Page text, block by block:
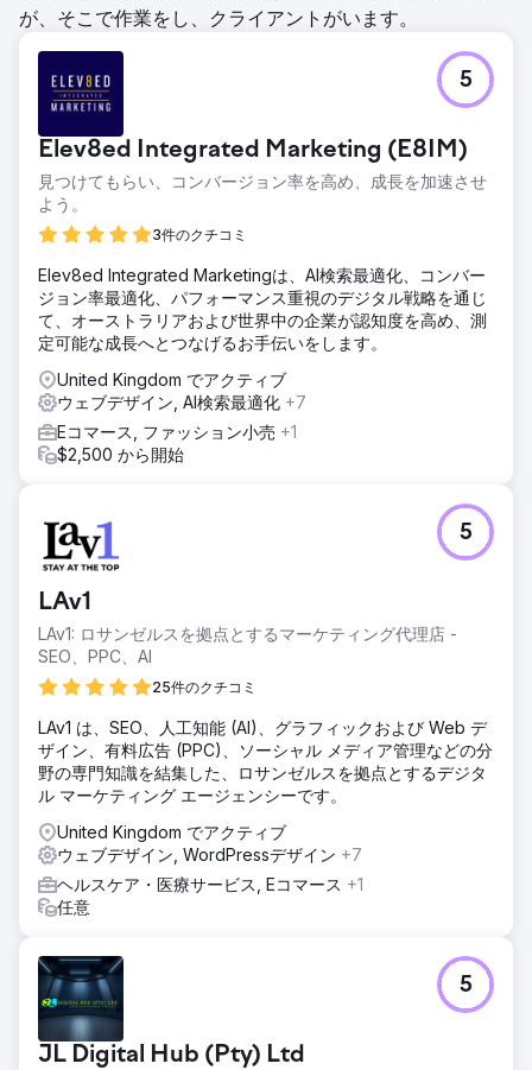
が、そこで作業をし、クライアントがいます。
Elev8ed Integrated Marketing (E8IM)
見つけてもらい、コンバージョン率を高め、成長を加速させ
よう。
3件のクチコミ
5
Elev8ed Integrated Marketingは、AI検索最適化、コンバー
ジョン率最適化、パフォーマンス重視のデジタル戦略を通じ
て、オーストラリアおよび世界中の企業が認知度を高め、測
定可能な成長へとつなげるお手伝いをします。
United Kingdom でアクティブ
ウェブデザイン, AI検索最適化 +7
Eコマース, ファッション小売 +1
$2,500 から開始
LAv1
LAv1: ロサンゼルスを拠点とするマーケティング代理店 -
SEO、PPC、AI
25件のクチコミ
5
LAv1 は、SEO、人工知能 (AI)、グラフィックおよび Web デ
ザイン、有料広告 (PPC)、ソーシャル メディア管理などの分
野の専門知識を結集した、ロサンゼルスを拠点とするデジタ
ル マーケティング エージェンシーです。
United Kingdom でアクティブ
ウェブデザイン, WordPressデザイン +7
ヘルスケア・医療サービス, Eコマース +1
任意
JL Digital Hub (Pty) Ltd
5